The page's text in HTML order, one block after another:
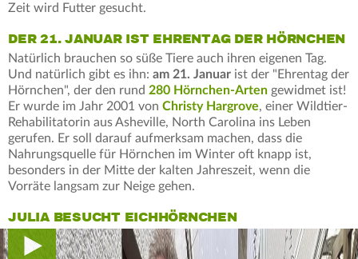
Zeit wird Futter gesucht.
DER 21. JANUAR IST EHRENTAG DER HÖRNCHEN
Natürlich brauchen so süße Tiere auch ihren eigenen Tag.
Und natürlich gibt es ihn: am 21. Januar ist der "Ehrentag der
Hörnchen", der den rund 280 Hörnchen-Arten gewidmet ist!
Er wurde im Jahr 2001 von Christy Hargrove, einer Wildtier-
Rehabilitatorin aus Asheville, North Carolina ins Leben
gerufen. Er soll darauf aufmerksam machen, dass die
Nahrungsquelle für Hörnchen im Winter oft knapp ist,
besonders in der Mitte der kalten Jahreszeit, wenn die
Vorräte langsam zur Neige gehen.
JULIA BESUCHT EICHHÖRNCHEN